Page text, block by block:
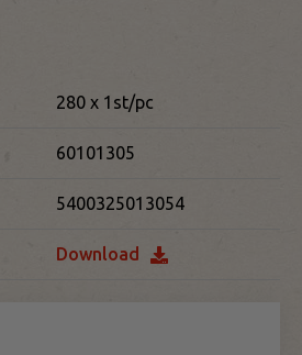
280 x 1st/pc
60101305
5400325013054
Download